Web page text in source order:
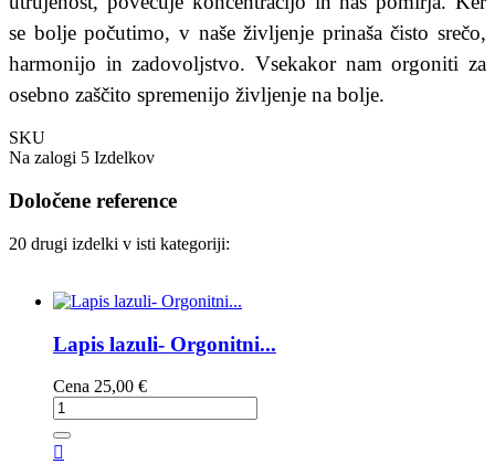
se bolje počutimo, v naše življenje prinaša čisto srečo,
harmonijo in zadovoljstvo. Vsekakor nam orgoniti za
osebno zaščito spremenijo življenje na bolje.
SKU
Na zalogi 5 Izdelkov
Določene reference
20 drugi izdelki v isti kategoriji:
Lapis lazuli- Orgonitni...
Cena 25,00 €
